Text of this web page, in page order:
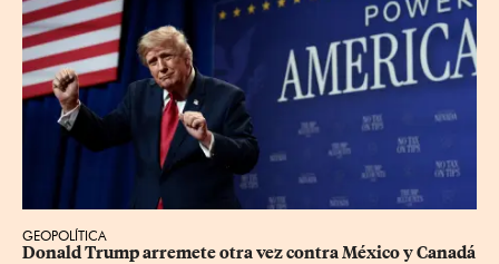
GEOPOLÍTICA
Donald Trump arremete otra vez contra México y Canadá